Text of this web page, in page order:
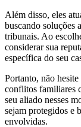
Além disso, eles
buscando soluções
tribunais. Ao
considerar sua
específica do seu
Portanto, não
conflitos familiares
seu aliado nesses
sejam protegidos e
envolvidas.